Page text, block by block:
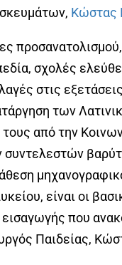
Κώστας
σχολές
στις
των
από την
συντελεστών
είναι οι
εισαγωγής που
Παιδείας,